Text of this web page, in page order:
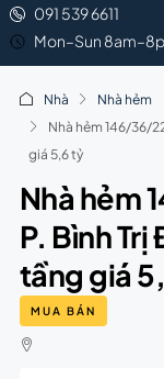
091 539 6611
Mon–Sun
Nhà
Nhà hẻm
Nhà hẻm 146/36/
giá 5,6 tỷ
Nhà hẻm
P. Bình
tầng giá
MUA BÁN